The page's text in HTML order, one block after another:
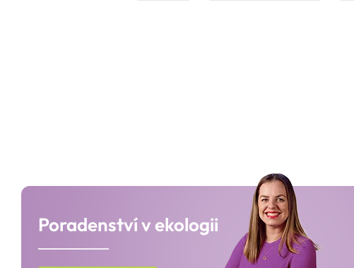
Poradenství v ekologii